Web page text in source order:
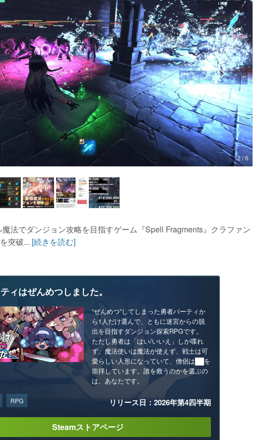
2 / 6
法でダンジョン攻略を目指すゲーム『Spell Fragments』クラファン
突破... [続きを読む]
ィはぜんめつしました。
“ぜんめつ”してしまった勇者パーティか
ら1人だけ選んで、ともに迷宮からの脱
出を目指すダンジョン探索RPGです。
ただし勇者は「はい/いいえ」しか喋れ
ず、魔法使いは魔法が使えず、戦士は可
愛らしい人形になっていて、僧侶は██を
崇拝しています。誰を救うのかを選ぶの
は、あなたです。
RPG リリース日：2026年第4四半期
Steamストアページ